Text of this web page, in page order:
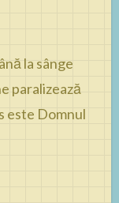
la sânge
paralizează
este Domnul